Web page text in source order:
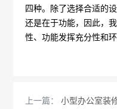
四种。除了选择合适的
还是在于功能，因此，
性、功能发挥充分性和环
上一篇：小型办公室装